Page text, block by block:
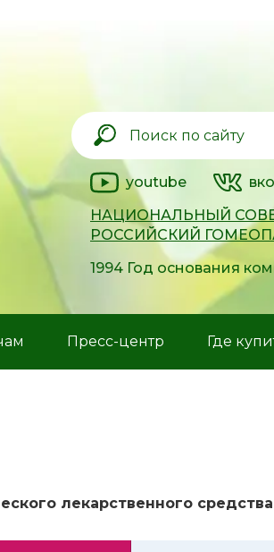
youtube
НАЦИОНАЛЬНЫЙ
РОССИЙСКИЙ
1994 Год основания
Пресс-центр Где
лекарственного